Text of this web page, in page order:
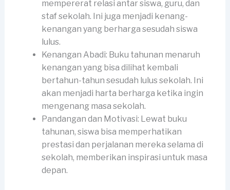
mempererat relasi antar siswa, guru, dan
staf sekolah. Ini juga menjadi kenang-
kenangan yang berharga sesudah siswa
lulus.
Kenangan Abadi: Buku tahunan menaruh
kenangan yang bisa dilihat kembali
bertahun-tahun sesudah lulus sekolah. Ini
akan menjadi harta berharga ketika ingin
mengenang masa sekolah.
Pandangan dan Motivasi: Lewat buku
tahunan, siswa bisa memperhatikan
prestasi dan perjalanan mereka selama di
sekolah, memberikan inspirasi untuk masa
depan.